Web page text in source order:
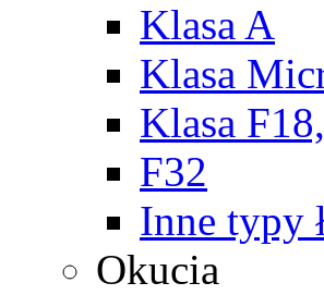
Klasa A
Klasa
Klasa
F32
Inne typy
Okucia